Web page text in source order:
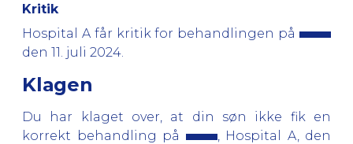
Kritik
Hospital A får kritik for behandlingen på
den 11. juli 2024.
Klagen
Du har klaget over, at din søn ikke fik en
korrekt behandling på
, Hospital A, den